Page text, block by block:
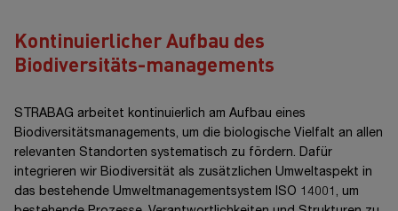
Kontinuierlicher Aufbau des
Biodiversitäts-managements
STRABAG arbeitet kontinuierlich am Aufbau eines
Biodiversitätsmanagements, um die biologische Vielfalt an allen
relevanten Standorten systematisch zu fördern. Dafür
integrieren wir Biodiversität als zusätzlichen Umweltaspekt in
das bestehende Umweltmanagementsystem ISO 14001 , um